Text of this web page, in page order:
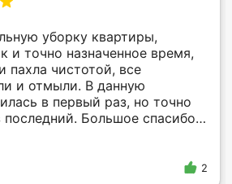
уборку квартиры,
и точно назначенное время,
пахла чистотой, все
и отмыли. В данную
в первый раз, но точно
последний. Большое спасибо
2